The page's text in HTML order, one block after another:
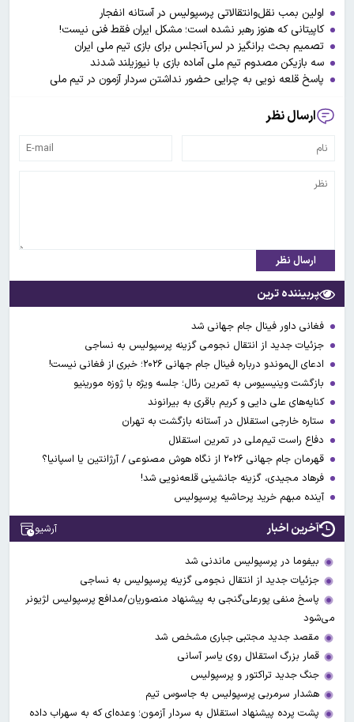
اولین بمب نقل‌وانتقالاتی پرسپولیس در آستانه انفجار
کاپیتانی که هنوز رهبر نشده است؛ مشکل ایران فقط فنی نیست!
تصمیم بحث برانگیز در لس‌آنجلس برای بازی تیم ملی ایران
سه بازیکن مصدوم تیم ملی آماده بازی با نیوزیلند شدند
پاسخ قلعه نویی به چرایی حضور نداشتن سردار آزمون در تیم ملی
ارسال نظر
ارسال نظر
پربیننده ترین
فغانی داور فینال جام جهانی شد
جزئیات جدید از انتقال نجومی گزینه پرسپولیس به نساجی
ادعای ال‌‍موندو درباره فینال جام جهانی ۲۰۲۶؛ خبری از فغانی نیست!
بازگشت وینیسیوس به تمرین رئال؛ جلسه ویژه با ژوزه مورینیو
کنایه‌های علی دایی و کریم باقری به بیرانوند
ستاره خارجی استقلال در آستانه بازگشت به تهران
دفاع راست تیم‌ملی در تمرین استقلال
قهرمان جام جهانی ۲۰۲۶ از نگاه هوش مصنوعی / آرژانتین یا اسپانیا؟
فرهاد مجیدی، گزینه جانشینی قلعه‌نویی شد!
آینده مبهم خرید پرحاشیه پرسپولیس
آخرین اخبار آرشیو
بیفوما در پرسپولیس ماندنی شد
جزئیات جدید از انتقال نجومی گزینه پرسپولیس به نساجی
پاسخ منفی پورعلی‌گنجی به پیشنهاد منصوریان/مدافع پرسپولیس لژیونر
می‌شود
مقصد جدید مجتبی جباری مشخص شد
قمار بزرگ استقلال روی یاسر آسانی
جنگ جدید تراکتور و پرسپولیس
هشدار سرمربی پرسپولیس به جاسوس تیم
پشت پرده پیشنهاد استقلال به سردار آزمون؛ وعده‌ای که به سهراب داده